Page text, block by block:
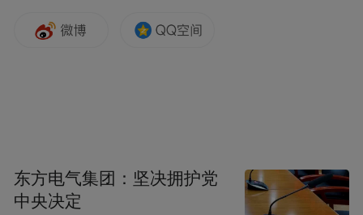
层建筑灭火救援中，可辅助消防员攀爬楼
炎、膝关节疼痛等行动不便人群提供辅助支
持，帮助老年人重拾行动自由。
东方电气集团：坚决拥护党
中央决定